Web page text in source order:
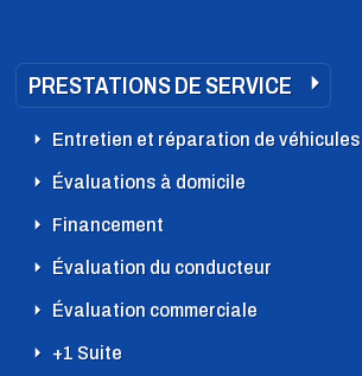
PRESTATIONS DE SERVICE
Entretien et réparation de véhicules
Évaluations à domicile
Financement
Évaluation du conducteur
Évaluation commerciale
+1 Suite